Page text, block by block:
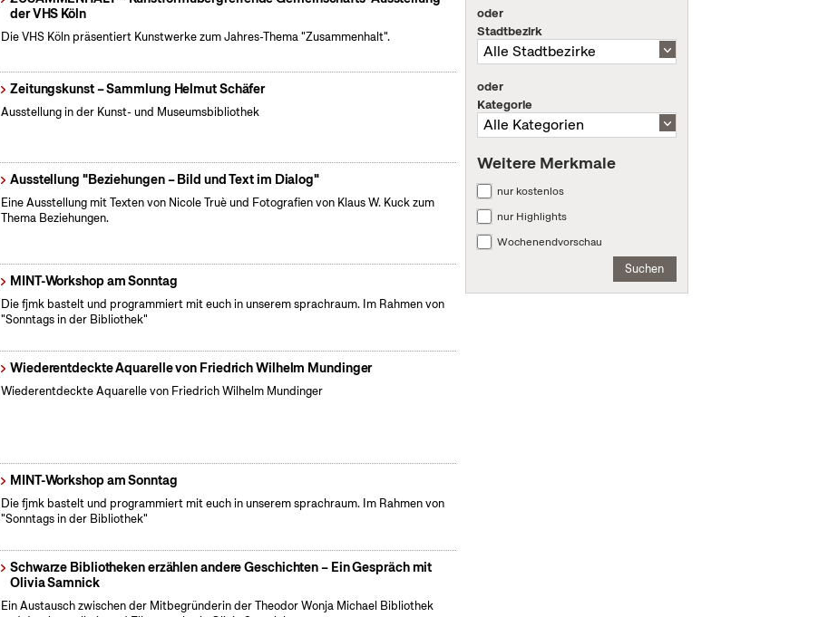
der VHS Köln
Die VHS Köln präsentiert Kunstwerke zum Jahres-Thema "Zusammenhalt".
Zeitungskunst – Sammlung Helmut Schäfer
Ausstellung in der Kunst- und Museumsbibliothek
Ausstellung "Beziehungen – Bild und Text im Dialog"
Eine Ausstellung mit Texten von Nicole Truè und Fotografien von Klaus W. Kuck zum
Thema Beziehungen.
MINT-Workshop am Sonntag
Die fjmk bastelt und programmiert mit euch in unserem sprachraum. Im Rahmen von
"Sonntags in der Bibliothek"
Wiederentdeckte Aquarelle von Friedrich Wilhelm Mundinger
Wiederentdeckte Aquarelle von Friedrich Wilhelm Mundinger
MINT-Workshop am Sonntag
Die fjmk bastelt und programmiert mit euch in unserem sprachraum. Im Rahmen von
"Sonntags in der Bibliothek"
Schwarze Bibliotheken erzählen andere Geschichten – Ein Gespräch mit
Olivia Samnick
Ein Austausch zwischen der Mitbegründerin der Theodor Wonja Michael Bibliothek
oder
Stadtbezirk
oder
Kategorie
Weitere Merkmale
nur kostenlos
nur Highlights
Wochenendvorschau
Suchen